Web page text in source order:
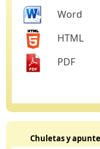
Word
HTML
PDF
Chuletas y